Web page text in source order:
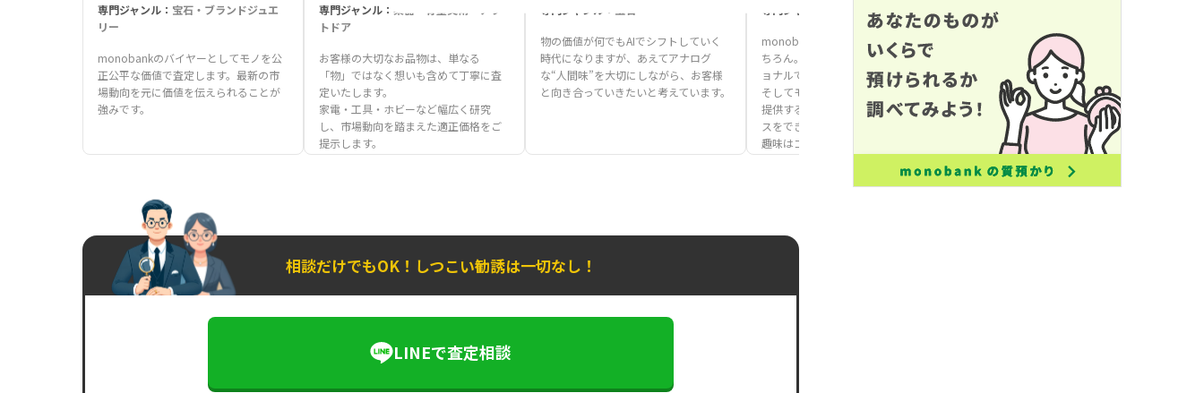
専門ジャンル： 宝石・ブランドジュエ
リー
monobankのバイヤーとしてモノを公
正公平な価値で査定します。最新の市
場動向を元に価値を伝えられることが
強みです。
専門ジャンル： 楽器・骨董美術・アウ
トドア
お客様の大切なお品物は、単なる
「物」ではなく想いも含めて丁寧に査
定いたします。
家電・工具・ホビーなど幅広く研究
し、市場動向を踏まえた適正価格をご
提示します。
専門ジャンル：
宝石
物の価値が何でもAIでシフトしていく
時代になりますが、あえてアナログ
な“人間味”を大切にしながら、お客様
と向き合っていきたいと考えています。
専門ジャンル：
monobankはお客様に寄り添うのはも
ちろん。モノに寄り添うプロフェッシ
ョナルです。
そしてモノを見て時代に合った価値を
提供することを今回により良いサービ
スをできるように精進していきます。
趣味はゴルフ、読書、ワインです！
相談だけでもOK！しつこい勧誘は一切なし！
LINEで査定相談